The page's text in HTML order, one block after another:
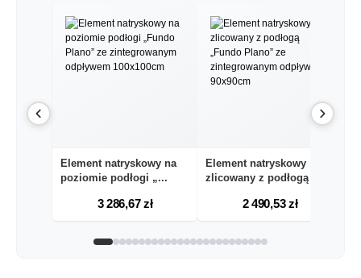
Element natryskowy na
poziomie podłogi „...
3 286,67 zł
Element natryskowy
zlicowany z podłogą „...
2 490,53 zł